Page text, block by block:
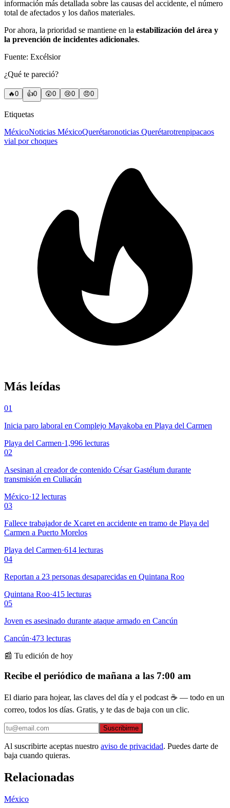
información más detallada sobre las causas del accidente, el número
total de afectados y los daños materiales.
Por ahora, la prioridad se mantiene en la estabilización del área y
la prevención de incidentes adicionales.
Fuente: Excélsior
¿Qué te pareció?
🔥0 👍0 😲0 😢0 😠0
Etiquetas
MéxicoNoticias MéxicoQuerétaronoticias Querétarotrenpipacaos
vial por choques
Más leídas
01
Inicia paro laboral en Complejo Mayakoba en Playa del Carmen
Playa del Carmen·1,996 lecturas
02
Asesinan al creador de contenido César Gastélum durante
transmisión en Culiacán
México·12 lecturas
03
Fallece trabajador de Xcaret en accidente en tramo de Playa del
Carmen a Puerto Morelos
Playa del Carmen·614 lecturas
04
Reportan a 23 personas desaparecidas en Quintana Roo
Quintana Roo·415 lecturas
05
Joven es asesinado durante ataque armado en Cancún
Cancún·473 lecturas
📰 Tu edición de hoy
Recibe el periódico de mañana a las 7:00 am
El diario para hojear, las claves del día y el podcast ☕ — todo en un
correo, todos los días. Gratis, y te das de baja con un clic.
Suscribirme
Al suscribirte aceptas nuestro aviso de privacidad. Puedes darte de
baja cuando quieras.
Relacionadas
México